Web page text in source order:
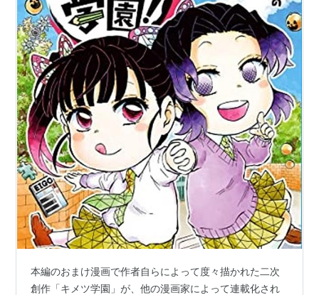
本編のおまけ漫画で作者自らによって度々描かれた二次
創作「キメツ学園」が、他の漫画家によって連載化され